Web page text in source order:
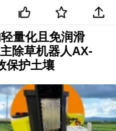
量化且免润滑
除草机器人AX-
保护土壤